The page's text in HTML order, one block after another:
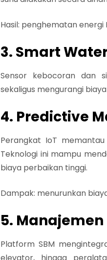
Hasil: penghematan energi
3. Smart
Sensor kebocoran dan
sekaligus mengurangi
4. Predictive
Perangkat IoT
Teknologi ini mampu
biaya perbaikan tinggi.
Dampak: menurunkan
5.
Platform SBM